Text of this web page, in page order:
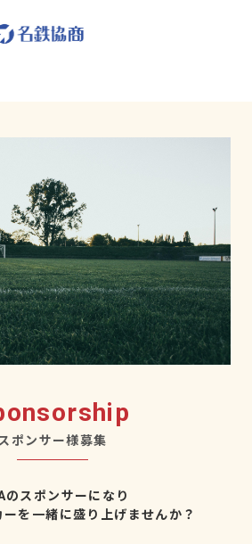
スポンサー様募集
のスポンサーになり
を一緒に盛り上げませんか？